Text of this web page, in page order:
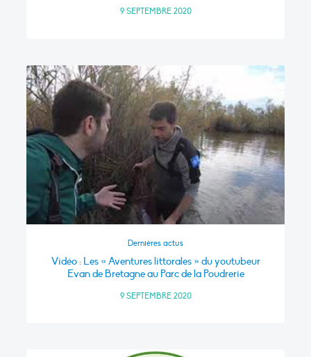
9 SEPTEMBRE 2020
Dernières actus
Vidéo : Les « Aventures littorales » du youtubeur
Evan de Bretagne au Parc de la Poudrerie
9 SEPTEMBRE 2020